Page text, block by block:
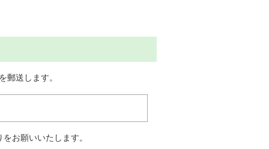
郵送します。
お願いいたします。